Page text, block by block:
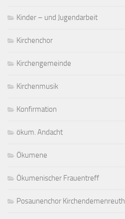
Kinder – und Jugendarbeit
Kirchenchor
Kirchengemeinde
Kirchenmusik
Konfirmation
ökum. Andacht
Ökumene
Ökumenischer Frauentreff
Posaunenchor Kirchendemenreuth